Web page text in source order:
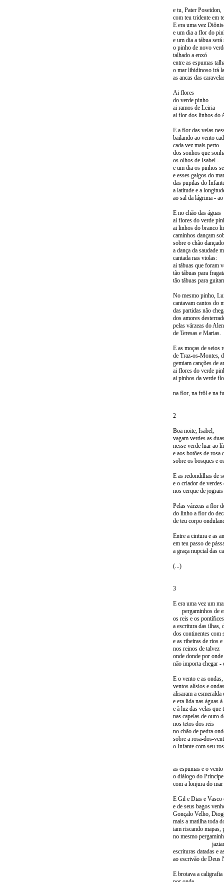
e tu, Pater Poseidon,
com teu tridente em
E era uma vez
e um dia a flor do
e um dia a tábua
o pinho de novo
talhado a enxó
entre as espumas
o mar libidinoso irá
as ancas das
Ai flores
do verde pinho
ai ramos de Leiria
ai flor dos linhos do
E a flor das velas
bailando ao vento
cada vez mais perto
dos sonhos que
os olhos de Isabel -
e um dia os pinhos
e esses galgos do
das pupilas do
a latitude e a
ao sal da lágrima -
E no chão das águas
ai flores do verde
ai linhos do branco
caminhos dançam
sobre o chão
a dança da saudade
cantada nas violas:
ai tábuas que foram
tão tábuas para
tão tábuas para
No mesmo pinho,
cantavam cantos do
das partidas não
dos amores
pelas várzeas do
de Teresas e Marias.
E as moças de seios
de Traz-os-Montes,
gemiam canções de
ai flores do verde
ai pinhos da verde
na flor, na frôl e na
2
Boa noite, Isabel,
vagam verdes as
nesse verde luar ao
e aos botões de rosa
sobre os bosques e
E as redondilhas de
e o criador de verdes
nos cerque de
Pelas várzeas a flor
do linho a flor do
de teu corpo
Entre a cintura e as
em teu passo de
a graça nupcial das
(...)
3
E era uma vez um
pergaminhos de
os reis e os
a escritura das ilhas,
dos continentes com
e as ribeiras de rios
nos reinos de talvez
onde donde por
não importa chegar -
E o vento e as ondas,
ventos alísios e
alisaram a esmeralda
e era lida nas águas
e à luz das velas que
nas capelas de ouro
nos tetos dos reis
no chão de pedra
sobre a rosa-dos-
o Infante com seu
as espumas e o
o diálogo do Príncipe
com a lonjura do
E Gil e Dias e Vasco
e de seus bagos
Gonçalo Velho,
mais a matilha toda
iam riscando mapas,
no mesmo
escrituras datadas e
ao escrivão de Deus
E brotava a